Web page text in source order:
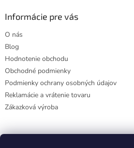
Informácie pre vás
O nás
Blog
Hodnotenie obchodu
Obchodné podmienky
Podmienky ochrany osobných údajov
Reklamácie a vrátenie tovaru
Zákazková výroba